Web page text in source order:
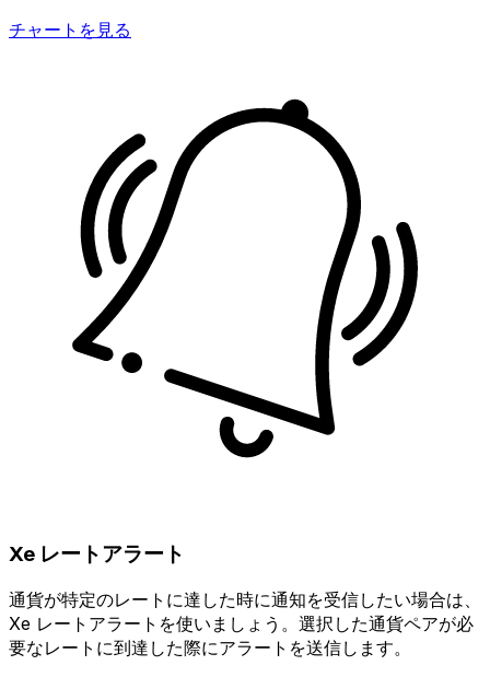
チャートを見る
Xe レートアラート
通貨が特定のレートに達した時に通知を受信したい場合は、
Xe レートアラートを使いましょう。選択した通貨ペアが必
要なレートに到達した際にアラートを送信します。